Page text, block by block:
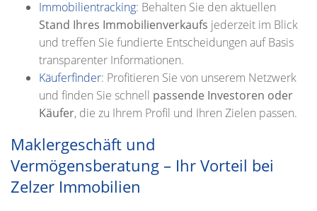
Immobilientracking: Behalten Sie den aktuellen
Stand Ihres Immobilienverkaufs jederzeit im Blick
und treffen Sie fundierte Entscheidungen auf Basis
transparenter Informationen.
Käuferfinder: Profitieren Sie von unserem Netzwerk
und finden Sie schnell passende Investoren oder
Käufer, die zu Ihrem Profil und Ihren Zielen passen.
Maklergeschäft und
Vermögensberatung – Ihr Vorteil bei
Zelzer Immobilien